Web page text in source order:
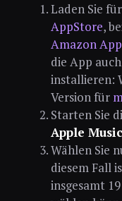
Laden Sie
AppStore,
Amazon
die App
installieren:
Version für
Starten Sie
Apple Music
Wählen Sie
diesem Fall
insgesamt